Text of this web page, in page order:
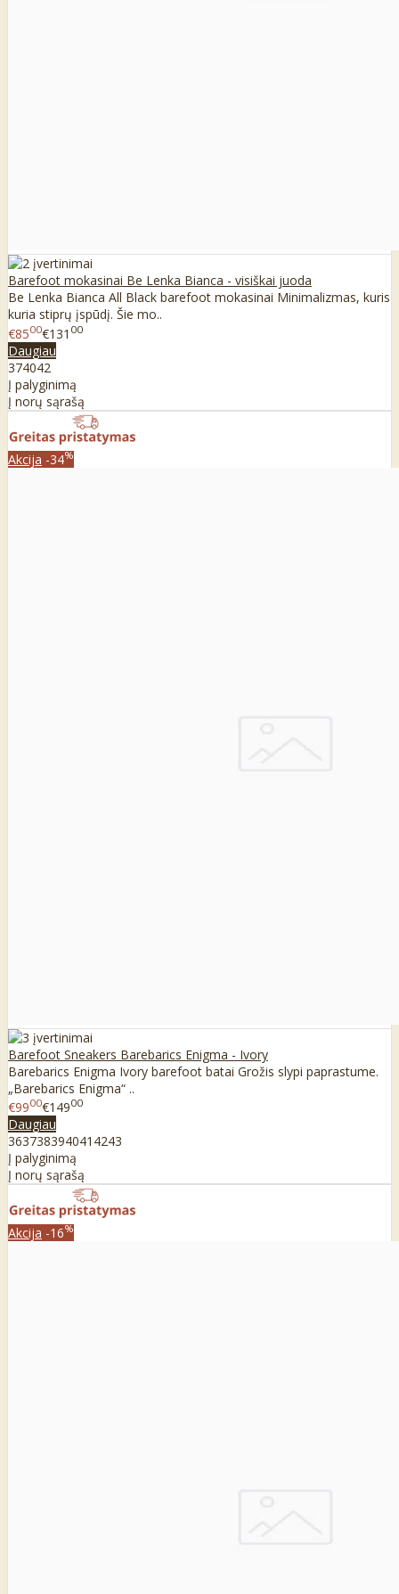
Barefoot mokasinai Be Lenka Bianca - visiškai juoda
Be Lenka Bianca All Black barefoot mokasinai Minimalizmas, kuris
kuria stiprų įspūdį. Šie mo..
€8500€131 00
Daugiau
374042
Į palyginimą
Į norų sąrašą
Akcija -34%
Barefoot Sneakers Barebarics Enigma - Ivory
Barebarics Enigma Ivory barefoot batai Grožis slypi paprastume.
„Barebarics Enigma“ ..
€9900€14900
Daugiau
363738394041 4243
Į palyginimą
Į norų sąrašą
Akcija -16%